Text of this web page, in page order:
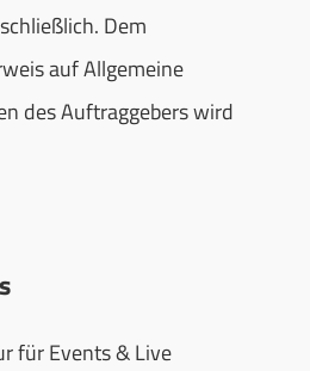
AGB
Dem
auf Allgemeine
des Auftraggebers wird
für Events & Live